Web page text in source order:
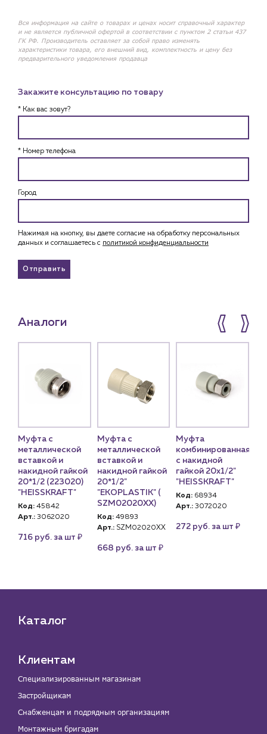
Вся информация на сайте о товарах и ценах носит справочный характер
и не является публичной офертой в соответствии с пунктом 2 статьи 437
ГК РФ. Производитель оставляет за собой право изменять
характеристики товара, его внешний вид, комплектность и цену без
предварительного уведомления продавца
Закажите консультацию по товару
* Как вас зовут?
* Номер телефона
Город
Нажимая на кнопку, вы даете согласие на обработку персональных
данных и соглашаетесь c политикой конфиденциальности
Отправить
Аналоги
Муфта с
металлической
вставкой и
накидной гайкой
20*1/2 (223020)
"HEISSKRAFT"
Код: 45842
Арт.: 3062020
716 руб. за шт ₽
Муфта с
металлической
вставкой и
накидной гайкой
20*1/2"
"EKOPLASTIK" (
SZM02020XX)
Код: 49893
Арт.: SZM02020XX
668 руб. за шт ₽
Муфта
комбинированная
с накидной
гайкой 20х1/2"
"HEISSKRAFT"
Код: 68934
Арт.: 3072020
272 руб. за шт₽
Каталог
Клиентам
Специализированным магазинам
Застройщикам
Снабженцам и подрядным организациям
Монтажным бригадам